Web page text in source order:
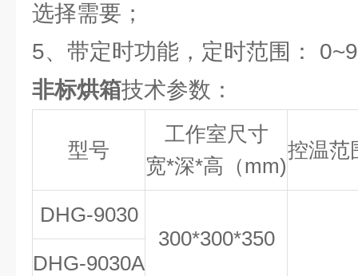
选择需要；
5、带定时功能，定时范围：
非标烘箱技术参数：
型号
工作室尺寸
宽*深*高（mm)
控温
DHG-9030
300*300*350
DHG-9030A